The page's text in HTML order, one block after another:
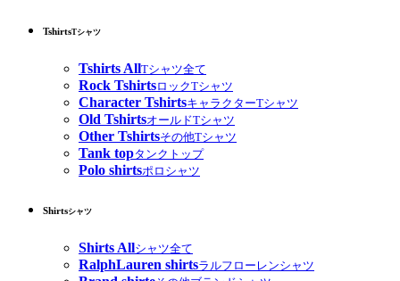
TshirtsTシャツ
Tshirts AllTシャツ全て
Rock TshirtsロックTシャツ
Character TshirtsキャラクターTシャツ
Old TshirtsオールドTシャツ
Other Tshirtsその他Tシャツ
Tank topタンクトップ
Polo shirtsポロシャツ
Shirtsシャツ
Shirts Allシャツ全て
RalphLauren shirtsラルフローレンシャツ